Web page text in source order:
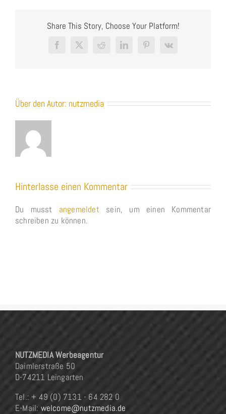
Share This Story, Choose Your Platform!
Facebook
X RedditLinkedInPinterest
Vk
Über den Autor: nutzmedia
Hinterlasse einen Kommentar
Du musst angemeldet sein, um einen Kommentar
schreiben zu können.
NUTZMEDIA Werbeagentur
Daimlerstraße 50
D-74211 Leingarten
Tel.: + 49 (0) 7131 - 64 282 0
E-Mail: welcome@nutzmedia.de